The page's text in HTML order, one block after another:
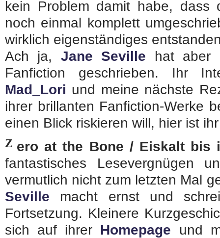
kein Problem damit habe, dass
noch einmal komplett
wirklich eigenständiges
Ach ja, Jane Seville hat aber
Fanfiction geschrieben. Ihr
Mad_Lori und meine nächste
ihrer brillanten Fanfiction-Werke
einen Blick riskieren will, hier ist
Z ero at the Bone / Eiskalt bis
fantastisches Lesevergnügen
vermutlich nicht zum letzten Mal
Seville macht ernst und
Fortsetzung. Kleinere
sich auf ihrer Homepage und